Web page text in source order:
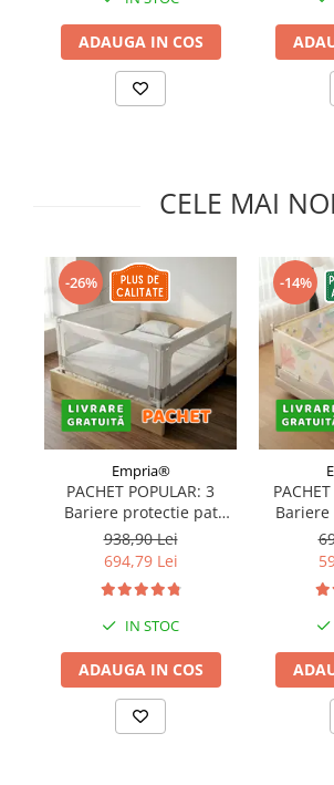
Somnul bebelusului
Carucioare si scaune auto
Tarcuri copii / bebelusi
Igiena si ingrijire bebelusi
Perne si saltele bebelusi
Diversificare bebelusi
Baia bebelusului
Maternitate
Jucarii copii si jocuri educative
Jucarii dentitie
Jocuri educative
Jucarii bebelusi
Covorase ortopedice senzoriale
Cuburi magnetice JollyHeap®
Stickere decorative
Covorase de joaca
ADAUGA IN COS
CELE MAI NOI
-26%
Empria®
PACHET POPULAR: 3
Bariere protectie pat
copii, SELECT, 160x200
cm
938,90 Lei
694,79 Lei
IN STOC
ADAUGA IN COS
-14%
Bariere
protectie
+